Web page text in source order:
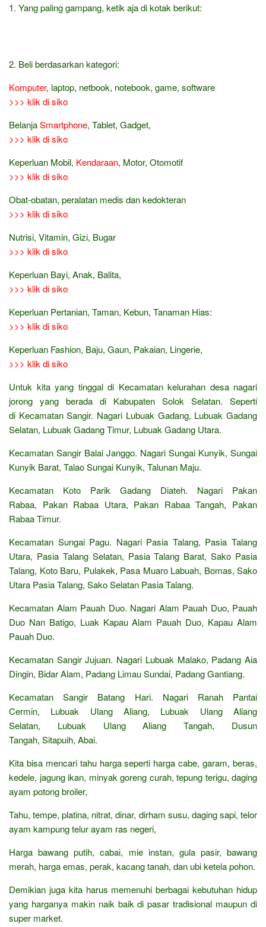
1. Yang paling gampang, ketik aja di kotak berikut:
2. Beli berdasarkan kategori:
Komputer, laptop, netbook, notebook, game, software
>>> klik di siko
BelanjaSmartphone, Tablet, Gadget,
>>> klik di siko
Keperluan Mobil, Kendaraan, Motor, Otomotif
>>> klik di siko
Obat-obatan, peralatan medis dan kedokteran
>>> klik di siko
Nutrisi, Vitamin, Gizi, Bugar
>>> klik di siko
Keperluan Bayi, Anak, Balita,
>>> klik di siko
Keperluan Pertanian, Taman, Kebun, Tanaman Hias:
>>> klik di siko
Keperluan Fashion, Baju, Gaun, Pakaian, Lingerie,
>>> klik di siko
Untuk kita yang tinggal di Kecamatan kelurahan desa nagari
jorong yang berada di Kabupaten Solok Selatan. Seperti
di Kecamatan Sangir. Nagari Lubuak Gadang, Lubuak Gadang
Selatan, Lubuak Gadang Timur, Lubuak Gadang Utara.
Kecamatan Sangir Balai Janggo. Nagari Sungai Kunyik, Sungai
Kunyik Barat, Talao Sungai Kunyik, Talunan Maju.
Kecamatan Koto Parik Gadang Diateh. Nagari Pakan
Rabaa, Pakan Rabaa Utara, Pakan Rabaa Tangah, Pakan
Rabaa Timur.
Kecamatan Sungai Pagu. Nagari Pasia Talang, Pasia Talang
Utara, Pasia Talang Selatan, Pasia Talang Barat, Sako Pasia
Talang, Koto Baru, Pulakek, Pasa Muaro Labuah, Bomas, Sako
Utara Pasia Talang, Sako Selatan Pasia Talang.
Kecamatan Alam Pauah Duo. Nagari Alam Pauah Duo, Pauah
Duo Nan Batigo, Luak Kapau Alam Pauah Duo, Kapau Alam
Pauah Duo.
Kecamatan Sangir Jujuan. Nagari Lubuak Malako, Padang Aia
Dingin, Bidar Alam, Padang Limau Sundai, Padang Gantiang.
Kecamatan Sangir Batang Hari. Nagari Ranah Pantai
Cermin, Lubuak Ulang Aliang, Lubuak Ulang Aliang
Selatan, Lubuak Ulang Aliang Tangah, Dusun
Tangah, Sitapuih, Abai.
Kita bisa mencari tahu harga seperti harga cabe, garam, beras,
kedele, jagung ikan, minyak goreng curah, tepung terigu, daging
ayam potong broiler,
Tahu, tempe, platina, nitrat, dinar, dirham susu, daging sapi, telor
ayam kampung telur ayam ras negeri,
Harga bawang putih, cabai, mie instan, gula pasir, bawang
merah, harga emas, perak, kacang tanah, dan ubi ketela pohon.
Demikian juga kita harus memenuhi berbagai kebutuhan hidup
yang harganya makin naik baik di pasar tradisional maupun di
super market.